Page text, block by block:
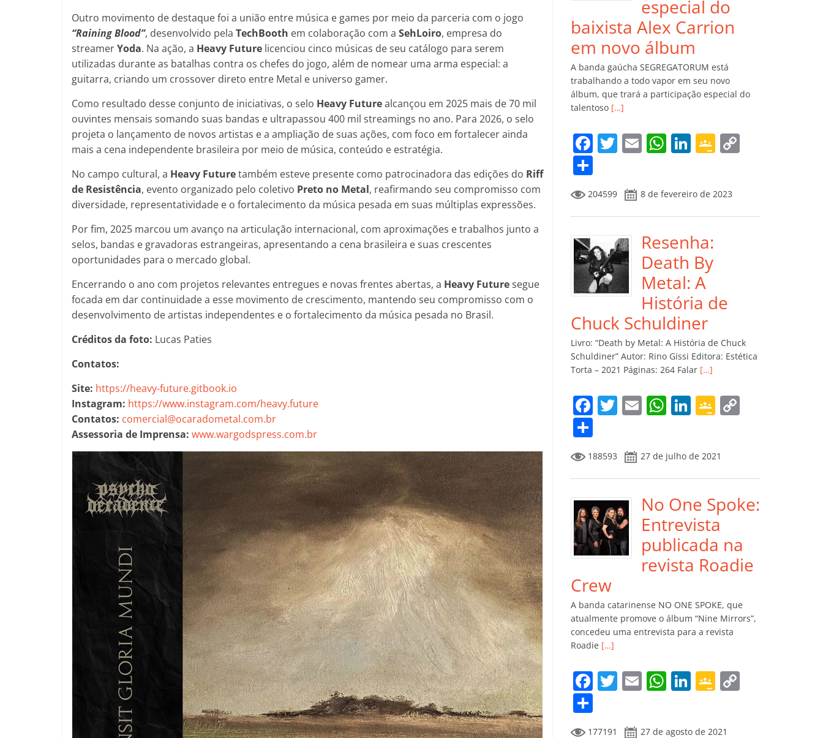
Outro movimento de destaque foi a união entre música e games por meio da parceria com o jogo
“Raining Blood”, desenvolvido pela TechBooth em colaboração com a SehLoiro, empresa do
streamerYoda. Na ação, a Heavy Future licenciou cinco músicas de seu catálogo para serem
utilizadas durante as batalhas contra os chefes do jogo, além de nomear uma arma especial: a
guitarra, criando um crossover direto entre Metal e universo gamer.
Como resultado desse conjunto de iniciativas, o selo Heavy Futurealcançou em 2025 mais de 70 mil
ouvintes mensais somando suas bandas e ultrapassou 400 mil streamings no ano. Para 2026, o selo
projeta o lançamento de novos artistas e a ampliação de suas ações, com foco em fortalecer ainda
mais a cena independente brasileira por meio de música, conteúdo e estratégia.
No campo cultural, a Heavy Futuretambém esteve presente como patrocinadora das edições do Riff
de Resistência, evento organizado pelo coletivo Preto no Metal, reafirmando seu compromisso com
diversidade, representatividade e o fortalecimento da música pesada em suas múltiplas expressões.
Por fim, 2025 marcou um avanço na articulação internacional, com aproximações e trabalhos junto a
selos, bandas e gravadoras estrangeiras, apresentando a cena brasileira e suas crescentes
oportunidades para o mercado global.
Encerrando o ano com projetos relevantes entregues e novas frentes abertas, a Heavy Futuresegue
focada em dar continuidade a esse movimento de crescimento, mantendo seu compromisso com o
desenvolvimento de artistas independentes e o fortalecimento da música pesada no Brasil.
Créditos da foto: Lucas Paties
Contatos:
Site: https://heavy-future.gitbook.io
Instagram: https://www.instagram.com/heavy.future
Contatos: comercial@ocaradometal.com.br
Assessoria de Imprensa: www.wargodspress.com.br
especial do
baixista Alex Carrion
em novo álbum
A banda gaúcha SEGREGATORUM está
trabalhando a todo vapor em seu novo
álbum, que trará a participação especial do
talentoso […]
F
e
b
o
o
k
T
itt
er
E
l
W
s
A
p
p
Li
e
dI
n
G
gl
e
ro
m
Li
o
m
p
ar
til
h
ar
204599 8 de fevereiro de 2023
Resenha:
Death By
Metal: A
História de
Chuck Schuldiner
Livro: “Death by Metal: A História de Chuck
Schuldiner” Autor: Rino Gissi Editora: Estética
Torta – 2021 Páginas: 264 Falar […]
F
e
b
o
o
k
T
itt
er
E
l
W
s
A
p
p
Li
e
dI
n
G
gl
e
Cl
a
ss
ro
m
Li
n
o
m
p
ar
til
h
ar
188593 27 de julho de 2021
No One Spoke:
Entrevista
publicada na
revista Roadie
Crew
A banda catarinense NO ONE SPOKE, que
atualmente promove o álbum “Nine Mirrors”,
concedeu uma entrevista para a revista
Roadie […]
F T
itt
E W Li G
o
177191 27 de agosto de 2021